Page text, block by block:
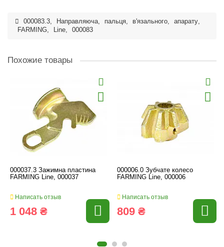
000083.3, Направляюча, пальця, в'язального, апарату,
FARMING, Line, 000083
Похожие товары
000037.3 Зажимна пластина
FARMING Line, 000037
Написать отзыв
1 048 ₴
000006.0 Зубчате колесо
FARMING Line, 000006
Написать отзыв
809 ₴